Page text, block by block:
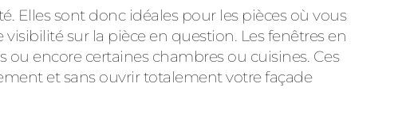
Elles sont donc idéales pour les pièces où vous
sur la pièce en question. Les fenêtres en
encore certaines chambres ou cuisines. Ces
et sans ouvrir totalement votre façade